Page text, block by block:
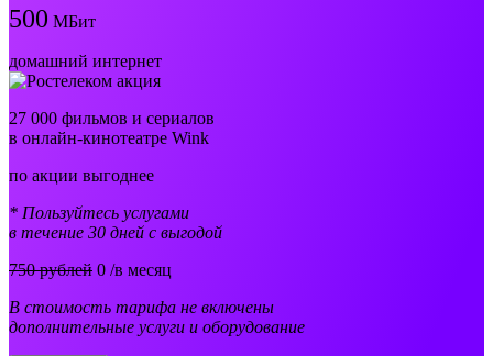
500 МБит
домашний интернет
27 000 фильмов и сериалов
в онлайн-кинотеатре Wink
по акции выгоднее
* Пользуйтесь услугами
в течение 30 дней с выгодой
750 рублей 0 /в месяц
В стоимость тарифа не включены
дополнительные услуги и оборудование